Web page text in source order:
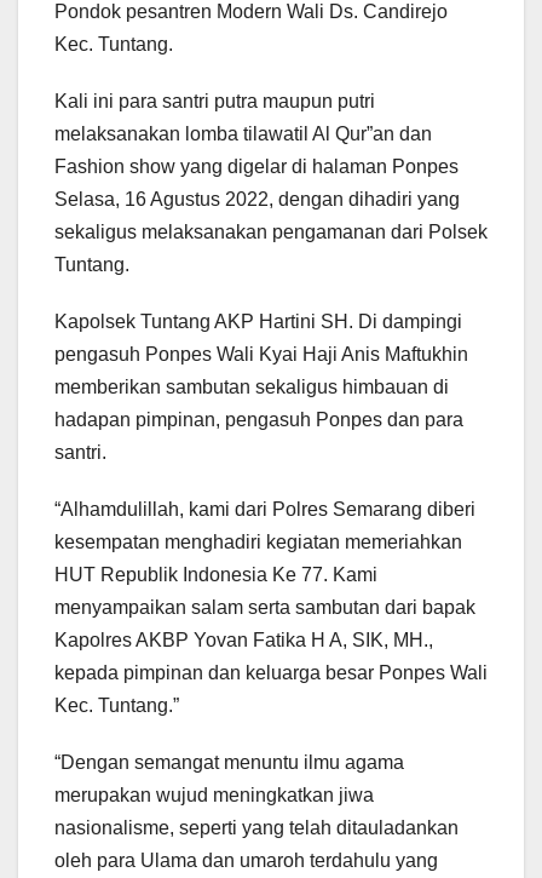
Pondok pesantren Modern Wali Ds. Candirejo
Kec. Tuntang.
Kali ini para santri putra maupun putri
melaksanakan lomba tilawatil Al Qur”an dan
Fashion show yang digelar di halaman Ponpes
Selasa, 16 Agustus 2022, dengan dihadiri yang
sekaligus melaksanakan pengamanan dari Polsek
Tuntang.
Kapolsek Tuntang AKP Hartini SH. Di dampingi
pengasuh Ponpes Wali Kyai Haji Anis Maftukhin
memberikan sambutan sekaligus himbauan di
hadapan pimpinan, pengasuh Ponpes dan para
santri.
“Alhamdulillah, kami dari Polres Semarang diberi
kesempatan menghadiri kegiatan memeriahkan
HUT Republik Indonesia Ke 77. Kami
menyampaikan salam serta sambutan dari bapak
Kapolres AKBP Yovan Fatika H A, SIK, MH.,
kepada pimpinan dan keluarga besar Ponpes Wali
Kec. Tuntang.”
“Dengan semangat menuntu ilmu agama
merupakan wujud meningkatkan jiwa
nasionalisme, seperti yang telah ditauladankan
oleh para Ulama dan umaroh terdahulu yang